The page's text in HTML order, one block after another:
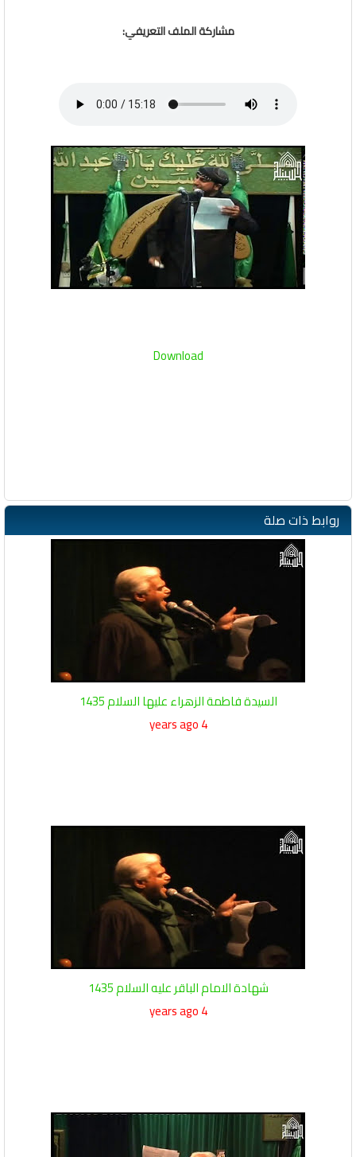
مشاركة الملف التعريفي:
Download
روابط ذات صلة
السيدة فاطمة الزهراء عليها السلام 1435
4 years ago
شهادة الامام الباقر عليه السلام 1435
4 years ago